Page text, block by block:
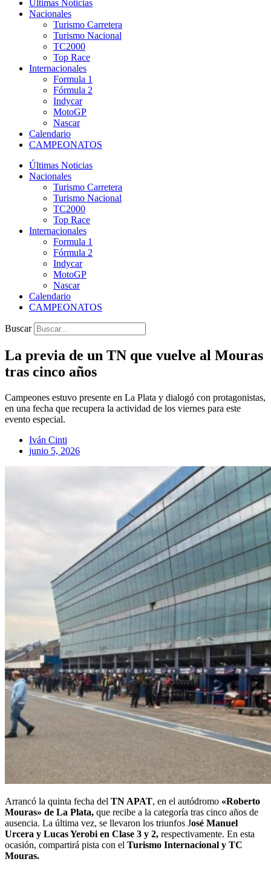
Últimas Noticias
Nacionales
Turismo Carretera
Turismo Nacional
TC2000
Top Race
Internacionales
Formula 1
Fórmula 2
Indycar
MotoGP
Nascar
Calendario
CAMPEONATOS
Últimas Noticias
Nacionales
Turismo Carretera
Turismo Nacional
TC2000
Top Race
Internacionales
Formula 1
Fórmula 2
Indycar
MotoGP
Nascar
Calendario
CAMPEONATOS
Buscar
La previa de un TN que vuelve al Mouras
tras cinco años
Campeones estuvo presente en La Plata y dialogó con protagonistas,
en una fecha que recupera la actividad de los viernes para este
evento especial.
Iván Cinti
junio 5, 2026
Arrancó la quinta fecha del TN APAT, en el autódromo «Roberto
Mouras» de La Plata, que recibe a la categoría tras cinco años de
ausencia. La última vez, se llevaron los triunfos José Manuel
Urcera y Lucas Yerobi en Clase 3 y 2, respectivamente. En esta
ocasión, compartirá pista con el Turismo Internacional y TC
Mouras.